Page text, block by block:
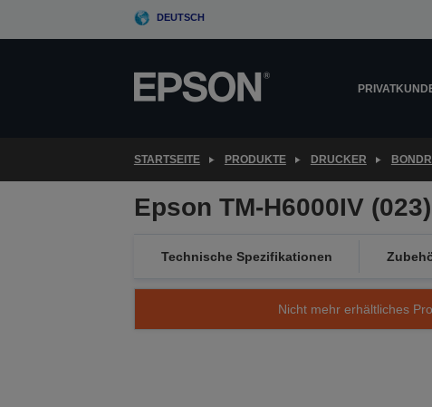
DEUTSCH
STARTSEITE PRODUKTE DRUCKER
Epson TM-H6000IV
Technische Spezifikationen
Nicht mehr erhältliches